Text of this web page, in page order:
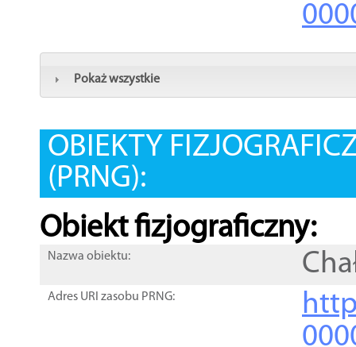
Pokaż wszystkie
OBIEKTY
(PRNG):
Obiekt fizjograficzny:
Nazwa obiektu:
Adres URI zasobu PRNG: